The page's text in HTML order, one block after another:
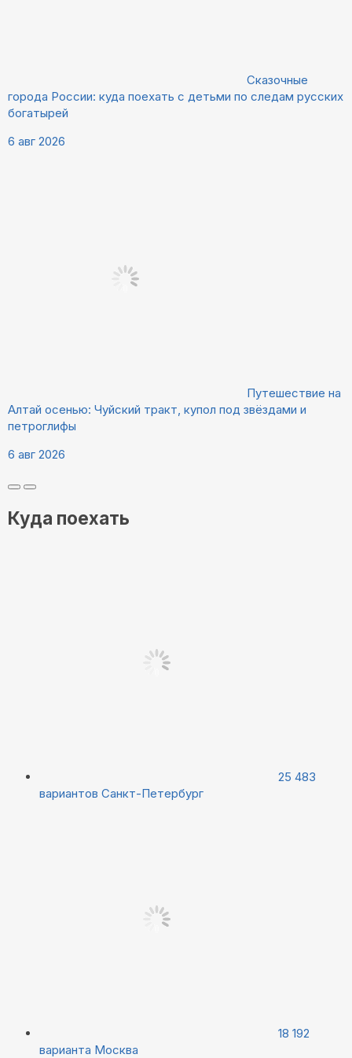
Сказочные
города России: куда поехать с детьми по следам русских
богатырей
6 авг 2026
Путешествие на
Алтай осенью: Чуйский тракт, купол под звёздами и
петроглифы
6 авг 2026
Куда поехать
25 483
вариантов Санкт-Петербург
18 192
варианта Москва